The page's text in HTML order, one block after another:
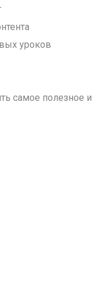
уроков
самое полезное и